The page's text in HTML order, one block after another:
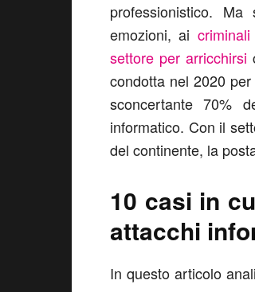
professionistico.
emozioni, ai
settore per arricchirsi
condotta nel 2020
sconcertante 70%
informatico. Con il
del continente, la
10 casi in
attacchi
In questo articolo